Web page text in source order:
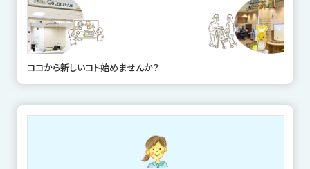
ココから新しいコト始めませんか？